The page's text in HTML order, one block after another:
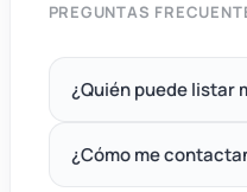
PREGUNTAS
¿Quién puede listar
¿Cómo me